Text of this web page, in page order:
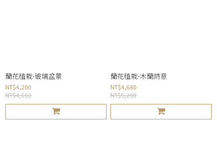
蘭花植栽-玻璃盆景
NT$4,200
NT$4,650
蘭花植栽-木蘭詩意
NT$4,680
NT$5,200